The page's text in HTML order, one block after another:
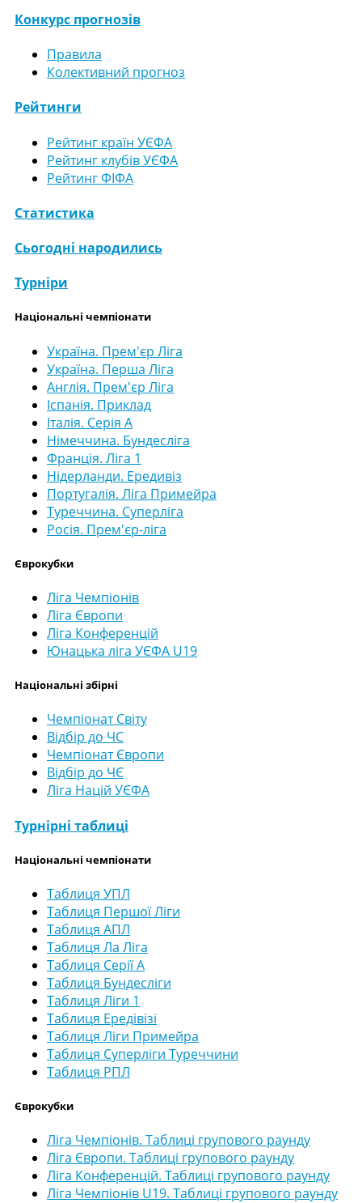
Конкурс прогнозів
Правила
Колективний прогноз
Рейтинги
Рейтинг країн УЄФА
Рейтинг клубів УЄФА
Рейтинг ФІФА
Статистика
Сьогодні народились
Турніри
Національні чемпіонати
Україна. Прем'єр Ліга
Україна. Перша Ліга
Англія. Прем'єр Ліга
Іспанія. Приклад
Італія. Серія А
Німеччина. Бундесліга
Франція. Ліга 1
Нідерланди. Ередивіз
Португалія. Ліга Примейра
Туреччина. Суперліга
Росія. Прем'єр-ліга
Єврокубки
Ліга Чемпіонів
Ліга Європи
Ліга Конференцій
Юнацька ліга УЄФА U19
Національні збірні
Чемпіонат Світу
Відбір до ЧС
Чемпіонат Європи
Відбір до ЧЄ
Ліга Націй УЄФА
Турнірні таблиці
Національні чемпіонати
Таблиця УПЛ
Таблиця Першої Ліги
Таблиця АПЛ
Таблиця Ла Ліга
Таблиця Серії А
Таблиця Бундесліги
Таблиця Ліги 1
Таблиця Ередівізі
Таблиця Ліги Примейра
Таблиця Суперліги Туреччини
Таблиця РПЛ
Єврокубки
Ліга Чемпіонів. Таблиці групового раунду
Ліга Європи. Таблиці групового раунду
Ліга Конференцій. Таблиці групового раунду
Ліга Чемпіонів U19. Таблиці групового раунду